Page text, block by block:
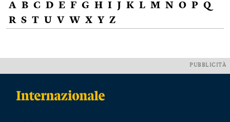
A B C D E F G H I J K L M N O P Q
R S T U V W X Y Z
PUBBLICITÀ